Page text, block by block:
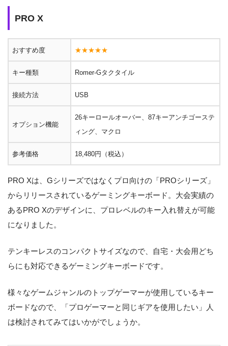
PRO X
おすすめ度 ★★★★★
キー種類 Romer-Gタクタイル
接続方法 USB
オプション機能
26キーロールオーバー、87キーアンチゴーステ
ィング、マクロ
参考価格 18,480円（税込）
PRO Xは、Gシリーズではなくプロ向けの「PROシリーズ」
からリリースされているゲーミングキーボード。大会実績の
あるPRO Xのデザインに、プロレベルのキー入れ替えが可能
になりました。
テンキーレスのコンパクトサイズなので、自宅・大会用どち
らにも対応できるゲーミングキーボードです。
様々なゲームジャンルのトップゲーマーが使用しているキー
ボードなので、「プロゲーマーと同じギアを使用したい」人
は検討されてみてはいかがでしょうか。